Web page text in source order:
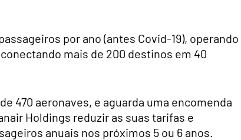
por ano (antes Covid-19), operando
mais de 200 destinos em 40
470 aeronaves, e aguarda uma encomenda
Holdings reduzir as suas tarifas e
anuais nos próximos 5 ou 6 anos.